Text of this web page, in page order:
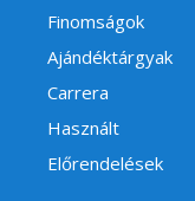
Finomságok
Ajándéktárgyak
Carrera
Használt
Előrendelések